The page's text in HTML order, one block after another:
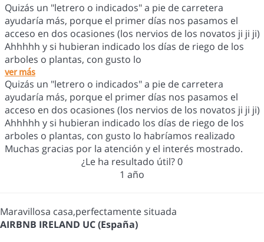
Quizás un "letrero o indicados" a pie de carretera
ayudaría más, porque el primer días nos pasamos el
acceso en dos ocasiones (los nervios de los novatos ji ji ji)
Ahhhhh y si hubieran indicado los días de riego de los
arboles o plantas, con gusto lo
ver más
Quizás un "letrero o indicados" a pie de carretera
ayudaría más, porque el primer días nos pasamos el
acceso en dos ocasiones (los nervios de los novatos ji ji ji)
Ahhhhh y si hubieran indicado los días de riego de los
arboles o plantas, con gusto lo habríamos realizado
Muchas gracias por la atención y el interés mostrado.
¿Le ha resultado útil?0
1 año
Maravillosa casa,perfectamente situada
AIRBNB IRELAND UC (España)